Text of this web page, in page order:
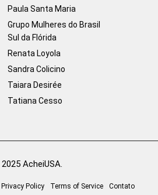
Paula Santa Maria
Grupo Mulheres do Brasil
Sul da Flórida
Renata Loyola
Sandra Colicino
Taiara Desirée
Tatiana Cesso
AcheiUSA.
Privacy Policy Terms of Service Contato